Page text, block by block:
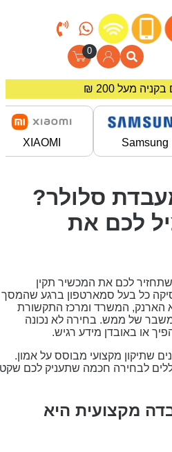
0
מעל 200 ₪
לרוכשים באתר!
XIAOMI
סלולר?
לכם את
לכם את המכשיר תקין
כל בעל סמארטפון ברגע שהמסך
המשרד ומרכז התקשורת
של ממש. בחירה לא נכונה
או באובדן מידע רגיש.
מקצועי מבוסס על אמון.
לבחירה חכמה שתעניק לכם שקט
מקצועית היא